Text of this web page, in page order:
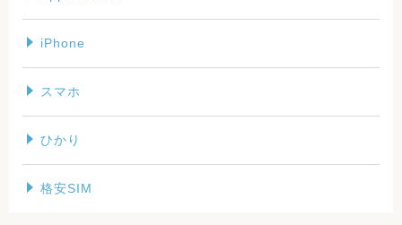
iPhone
スマホ
ひかり
格安SIM